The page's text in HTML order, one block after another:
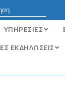
ΥΠΗΡΕΣΙΕΣ
ΕΚΔΗΛΩΣΕΙΣ